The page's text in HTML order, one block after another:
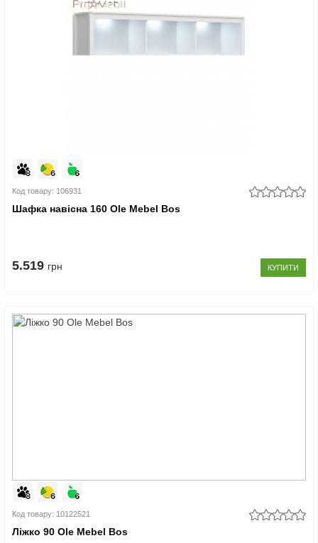
Код товару: 106931
Шафка навісна 160 Ole Mebel Bos
5.519 грн КУПИТИ
Код товару: 10122521
Ліжко 90 Ole Mebel Bos